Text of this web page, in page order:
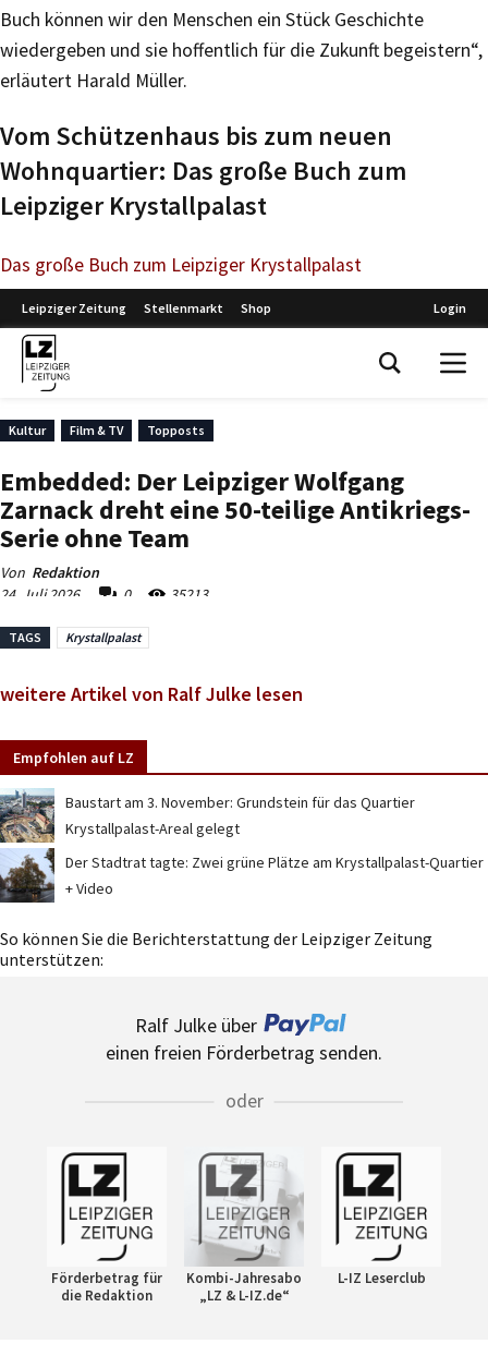
Buch können wir den Menschen ein Stück Geschichte
wiedergeben und sie hoffentlich für die Zukunft begeistern“,
erläutert Harald Müller.
Vom Schützenhaus bis zum neuen
Wohnquartier: Das große Buch zum
Leipziger Krystallpalast
Das große Buch zum Leipziger Krystallpalast
TAGS Krystallpalast
weitere Artikel von Ralf Julke lesen
Empfohlen auf LZ
Baustart am 3. November: Grundstein für das Quartier
Krystallpalast-Areal gelegt
Der Stadtrat tagte: Zwei grüne Plätze am Krystallpalast-Quartier
+ Video
So können Sie die Berichterstattung der Leipziger Zeitung
unterstützen:
Ralf Julke über
einen freien Förderbetrag senden.
oder
Förderbetrag für
die Redaktion
Kombi-Jahresabo
„LZ & L-IZ.de“
L-IZ Leserclub